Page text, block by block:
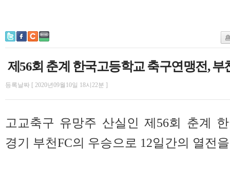
제56회 춘계 한국고등학교 축구연맹전, 부
등록날짜 [ 2020년09월10일 18시22분 ]
고교축구 유망주 산실인 제56회 춘계
경기 부천FC의 우승으로 12일간의 열전